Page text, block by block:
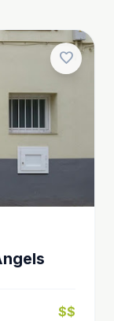
favorite
$$